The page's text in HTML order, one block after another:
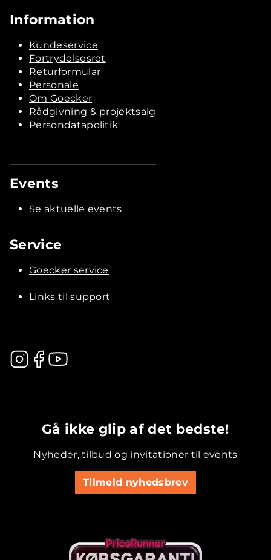
Information
Kundeservice
Fortrydelsesret
Returformular
Personale
Om Goecker
Rådgivning & projektsalg
Persondatapolitik
Events
Se aktuelle events
Service
Goecker service
Links til support
Gå ikke glip af det bedste!
Nyheder, tilbud og invitationer til events
Tilmeld nyhedsbrev